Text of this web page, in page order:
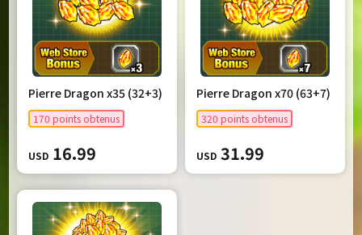
Pierre Dragon x35 (32+3)
170 points obtenus
USD 16.99
Pierre Dragon x70 (63+7)
320 points obtenus
USD 31.99